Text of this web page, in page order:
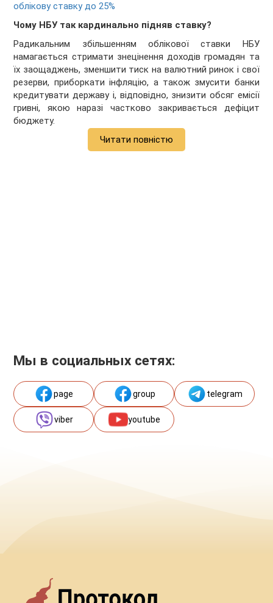
облікову ставку до 25%
Чому НБУ так кардинально підняв ставку?
Радикальним збільшенням облікової ставки НБУ
намагається стримати знецінення доходів громадян та
їх заощаджень, зменшити тиск на валютний ринок і свої
резерви, приборкати інфляцію, а також змусити банки
кредитувати державу і, відповідно, знизити обсяг емісії
гривні, якою наразі частково закривається дефіцит
бюджету.
Читати повністю
Мы в социальных сетях:
page group telegram
viber youtube